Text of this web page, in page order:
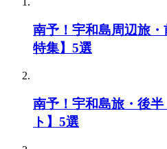
南予！宇和島周辺旅
特集】5選
南予！宇和島旅・後
ト】5選